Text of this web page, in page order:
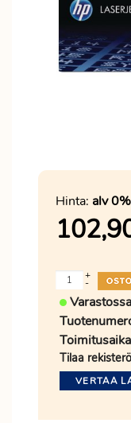
Hinta: alv 0%
-
+
Varastossa
Tilaa
VERTAA